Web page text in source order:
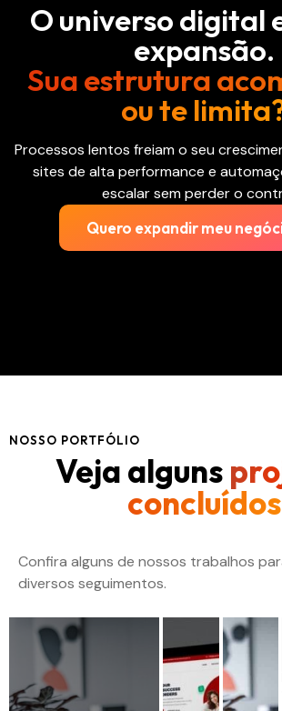
O universo digital
expansão.
Sua estrutura
ou te
Processos lentos freiam o seu
sites de alta performance e
escalar sem perder o
Quero expandir meu
NOSSO PORTFÓLIO
Veja alguns
concluídos
Confira alguns de nossos trabalhos
diversos seguimentos.